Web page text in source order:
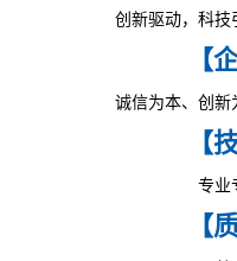
创新驱动，科
【
诚信为本、创新
【
专业
【